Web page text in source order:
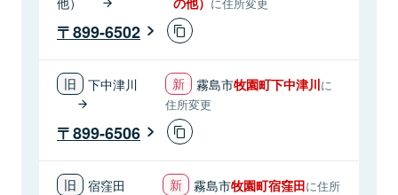
899-6502
下中津川 霧島市牧園町下中津川に
住所変更
899-6506
宿窪田 霧島市牧園町宿窪田に住所